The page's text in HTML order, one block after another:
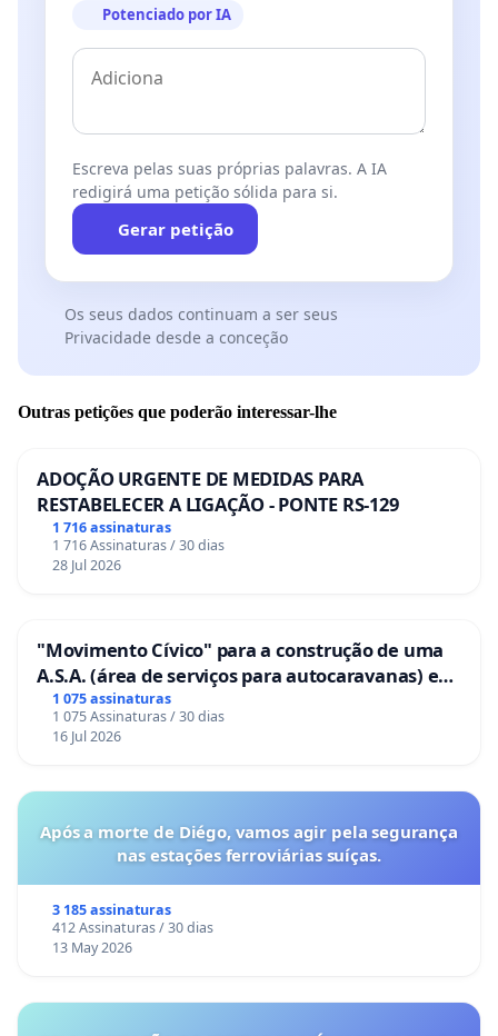
Potenciado por IA
Escreva pelas suas próprias palavras. A IA
redigirá uma petição sólida para si.
Gerar petição
Os seus dados continuam a ser seus
Privacidade desde a conceção
Outras petições que poderão interessar-lhe
ADOÇÃO URGENTE DE MEDIDAS PARA
RESTABELECER A LIGAÇÃO - PONTE RS-129
1 716 assinaturas
1 716 Assinaturas / 30 dias
28 Jul 2026
"Movimento Cívico" para a construção de uma
A.S.A. (área de serviços para autocaravanas) em
Coimbra
1 075 assinaturas
1 075 Assinaturas / 30 dias
16 Jul 2026
Após a morte de Diégo, vamos agir pela segurança
nas estações ferroviárias suíças.
3 185 assinaturas
412 Assinaturas / 30 dias
13 May 2026